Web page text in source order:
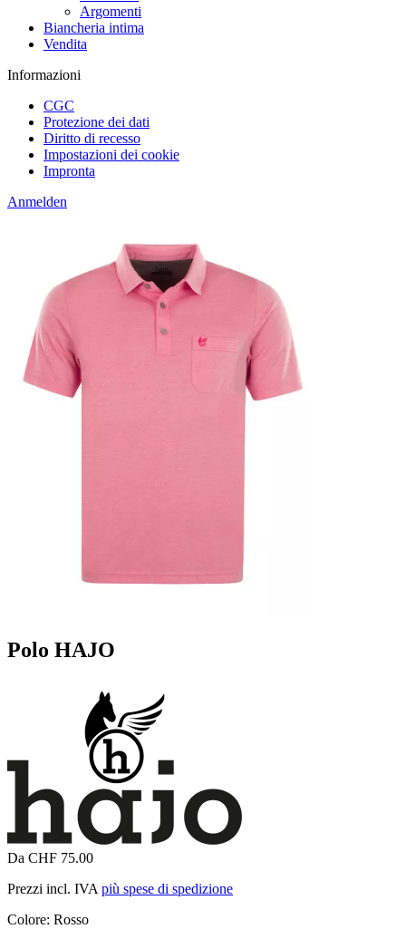
Argomenti
Biancheria intima
Vendita
Informazioni
CGC
Protezione dei dati
Diritto di recesso
Impostazioni dei cookie
Impronta
Anmelden
Polo HAJO
Da CHF 75.00
Prezzi incl. IVA più spese di spedizione
Colore: Rosso